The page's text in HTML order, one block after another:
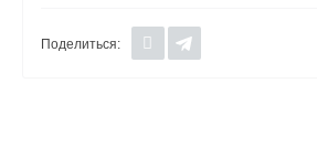
Поделиться: